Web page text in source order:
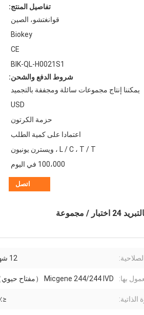
تفاصيل المنتج:
قوانغتشو، الصين
Biokey
CE
BIK-QL-H0021S1
شروط الدفع والشحن:
يمكننا إنتاج مجموعات سائلة ومجففة بالتجميد
USD
حزمة الكرتون
اعتمادا على كمية الطلب
L / C ، T / T ، ويسترن يونيون
100،000 في اليوم
اتصل
12 شهر
بها: Micgene 244/244 IVD （مفتاح حيوي）
الذاتية: ≤5٪